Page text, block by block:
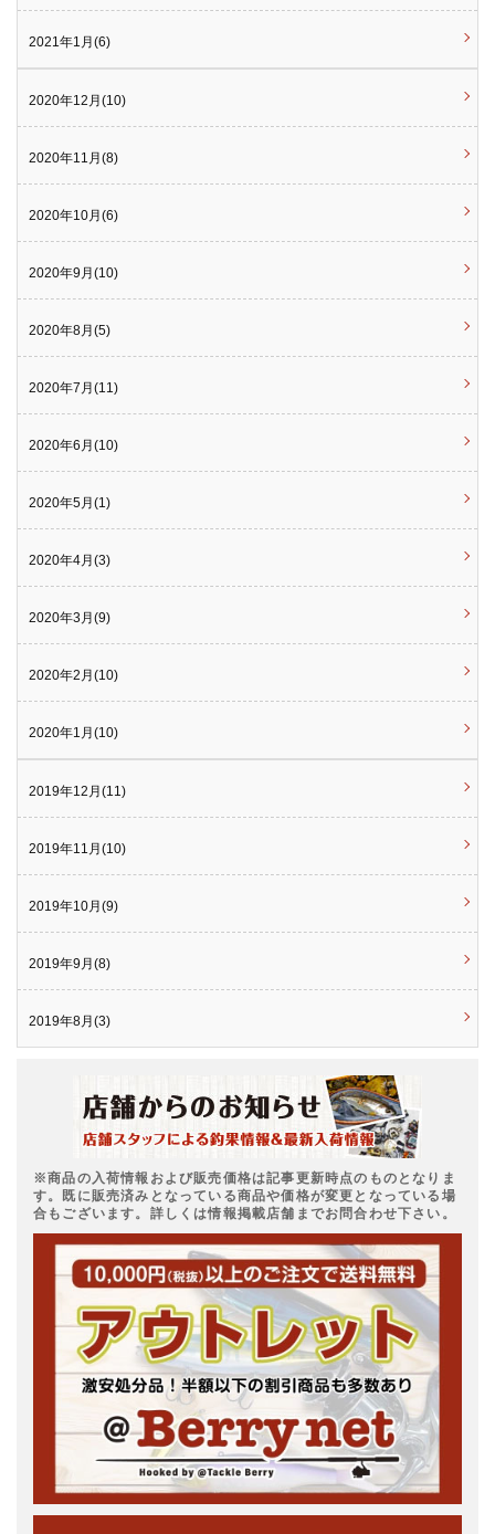
2021年1月(6)
2020年12月(10)
2020年11月(8)
2020年10月(6)
2020年9月(10)
2020年8月(5)
2020年7月(11)
2020年6月(10)
2020年5月(1)
2020年4月(3)
2020年3月(9)
2020年2月(10)
2020年1月(10)
2019年12月(11)
2019年11月(10)
2019年10月(9)
2019年9月(8)
2019年8月(3)
※商品の入荷情報および販売価格は記事更新時点のものとなりま
す。既に販売済みとなっている商品や価格が変更となっている場
合もございます。詳しくは情報掲載店舗までお問合わせ下さい。